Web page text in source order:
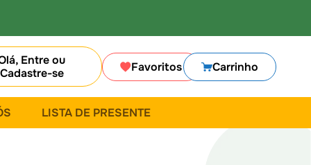
Entre ou
Cadastre-se
Favoritos Carrinho
LISTA DE PRESENTE